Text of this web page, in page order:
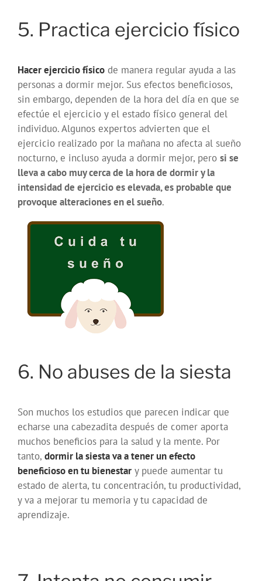
5. Practica ejercicio físico
Hacer ejercicio físico de manera regular ayuda a las
personas a dormir mejor. Sus efectos beneficiosos,
sin embargo, dependen de la hora del día en que se
efectúe el ejercicio y el estado físico general del
individuo. Algunos expertos advierten que el
ejercicio realizado por la mañana no afecta al sueño
nocturno, e incluso ayuda a dormir mejor, pero si se
lleva a cabo muy cerca de la hora de dormir y la
intensidad de ejercicio es elevada, es probable que
provoque alteraciones en el sueño.
6. No abuses de la siesta
Son muchos los estudios que parecen indicar que
echarse una cabezadita después de comer aporta
muchos beneficios para la salud y la mente. Por
tanto, dormir la siesta va a tener un efecto
beneficioso en tu bienestar y puede aumentar tu
estado de alerta, tu concentración, tu productividad,
y va a mejorar tu memoria y tu capacidad de
aprendizaje.